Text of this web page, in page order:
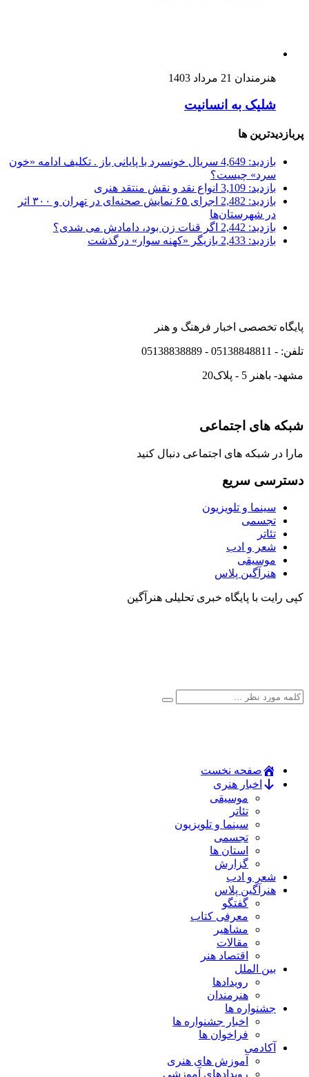
هنرمندان 21 مرداد 1403
شلیک به انسانیت
پربازدیدترین ها
بازدید: 4,649
سریال خونسرد با پایانی باز . تکلیف ادامه «خون
سرد» چیست؟
بازدید: 3,109
انواع نقد و نقش منتقد هنری
بازدید: 2,482
اجرای ۶۵ نمایش صحنه‌ای در تهران و ۳۰۰ اثر
در شهرستان‌ها
بازدید: 2,442
اگر قنات زن بود، دامادش می شدی؟
بازدید: 2,433
بازیگر «کهنه سوار» درگذشت
پایگاه تخصصی اخبار فرهنگ و هنر
تلفن: - 05138848811 - 05138838889
مشهد- باهنر 5 - پلاک20
شبکه های اجتماعی
مارا در شبکه های اجتماعی دنبال کنید
دسترسی سریع
سینما و تلویزیون
تجسمی
تئاتر
شعر و ادب
موسیقی
هنرآگین پلاس
کپی رایت با پایگاه خبری تحلیلی هنرآگین
صفحه نخست
اخبار هنری
موسیقی
تئاتر
سینما و تلویزیون
تجسمی
استان ها
گزارش
شعر و ادب
هنرآگین پلاس
گفتگو
معرفی کتاب
مشاهیر
مقالات
اقتصاد هنر
بین الملل
رویدادها
هنرمندان
جشنواره ها
اخبار جشنواره ها
فراخوان ها
آکادمی
آموزش های هنری
رویدادهای آموزشی